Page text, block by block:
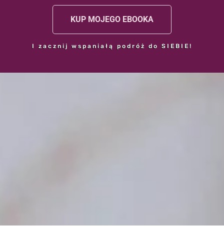
KUP MOJEGO EBOOKA
I zacznij wspaniałą podróż do SIEBIE!